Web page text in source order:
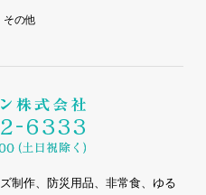
その他
制作、防災用品、非常食、ゆる